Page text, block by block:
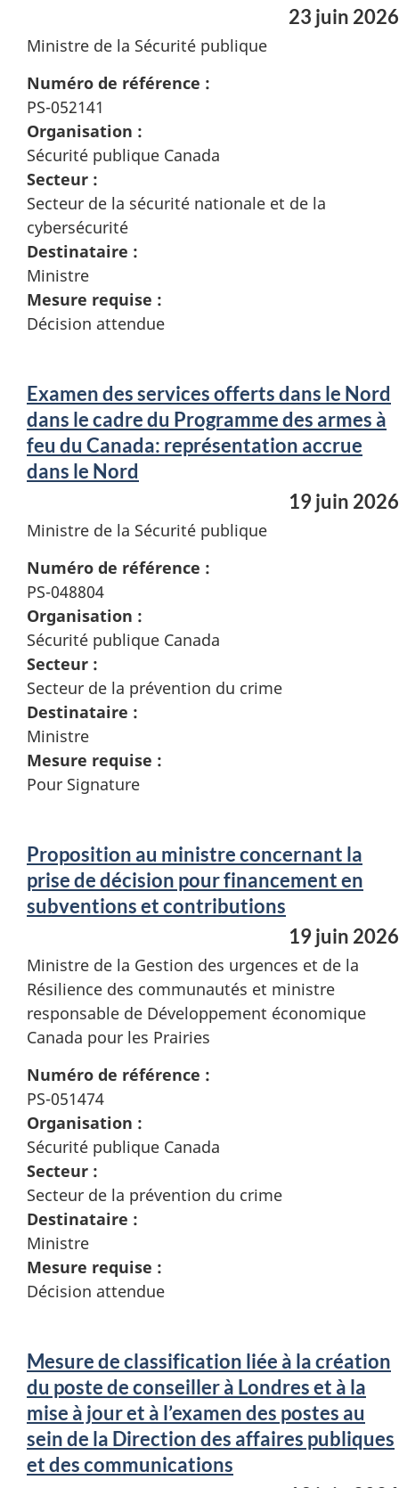
23 juin 2026
Ministre de la Sécurité publique
Numéro de référence :
PS-052141
Organisation :
Sécurité publique Canada
Secteur :
Secteur de la sécurité nationale et de la
cybersécurité
Destinataire :
Ministre
Mesure requise :
Décision attendue
Examen des services offerts dans le Nord
dans le cadre du Programme des armes à
feu du Canada: représentation accrue
dans le Nord
19 juin 2026
Ministre de la Sécurité publique
Numéro de référence :
PS-048804
Organisation :
Sécurité publique Canada
Secteur :
Secteur de la prévention du crime
Destinataire :
Ministre
Mesure requise :
Pour Signature
Proposition au ministre concernant la
prise de décision pour financement en
subventions et contributions
19 juin 2026
Ministre de la Gestion des urgences et de la
Résilience des communautés et ministre
responsable de Développement économique
Canada pour les Prairies
Numéro de référence :
PS-051474
Organisation :
Sécurité publique Canada
Secteur :
Secteur de la prévention du crime
Destinataire :
Ministre
Mesure requise :
Décision attendue
Mesure de classification liée à la création
du poste de conseiller à Londres et à la
mise à jour et à l’examen des postes au
sein de la Direction des affaires publiques
et des communications